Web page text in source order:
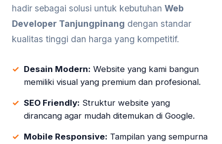
hadir sebagai solusi untuk kebutuhan Web
Developer Tanjungpinang dengan standar
kualitas tinggi dan harga yang kompetitif.
Desain Modern: Website yang kami bangun
memiliki visual yang premium dan profesional.
SEO Friendly: Struktur website yang
dirancang agar mudah ditemukan di Google.
Mobile Responsive: Tampilan yang sempurna